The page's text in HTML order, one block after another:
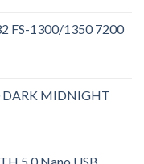
FS-1300/1350 7200
DARK MIDNIGHT